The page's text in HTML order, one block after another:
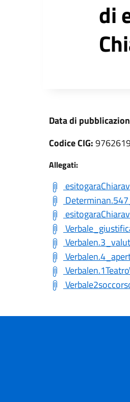
di
Data di
Codice CIG:
Allegati: